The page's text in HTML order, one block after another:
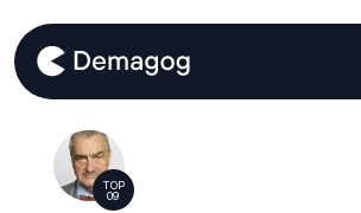
TOP
09